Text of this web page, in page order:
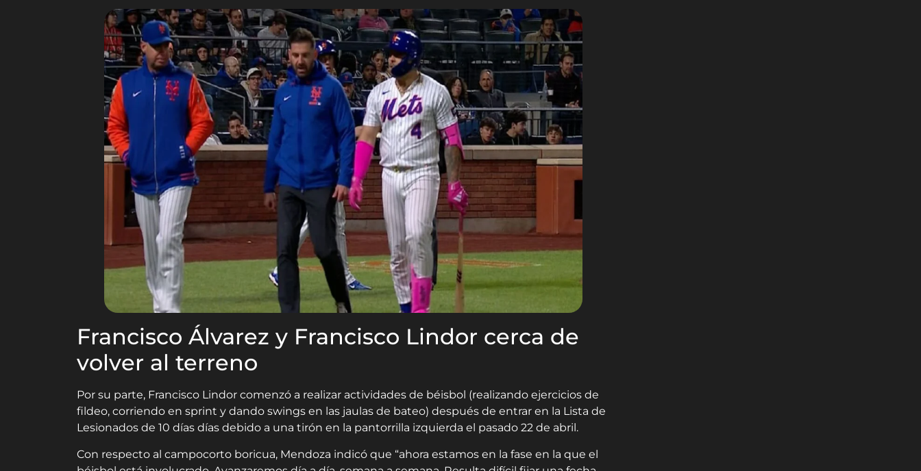
Francisco Álvarez y Francisco Lindor cerca de
volver al terreno
Por su parte, Francisco Lindor comenzó a realizar actividades de béisbol (realizando ejercicios de
fildeo, corriendo en sprint y dando swings en las jaulas de bateo) después de entrar en la Lista de
Lesionados de 10 días días debido a una tirón en la pantorrilla izquierda el pasado 22 de abril.
Con respecto al campocorto boricua, Mendoza indicó que “ahora estamos en la fase en la que el